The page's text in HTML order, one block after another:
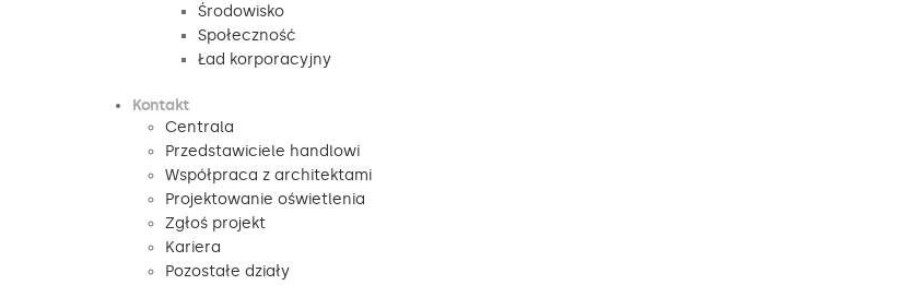
Środowisko
Społeczność
Ład korporacyjny
Kontakt
Centrala
Przedstawiciele handlowi
Współpraca z architektami
Projektowanie oświetlenia
Zgłoś projekt
Kariera
Pozostałe działy